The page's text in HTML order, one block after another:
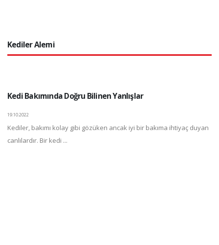
Kediler Alemi
Kedi Bakımında Doğru Bilinen Yanlışlar
19.10.2022
Kediler, bakımı kolay gibi gözüken ancak iyi bir bakıma ihtiyaç duyan
canlılardır. Bir kedi ...